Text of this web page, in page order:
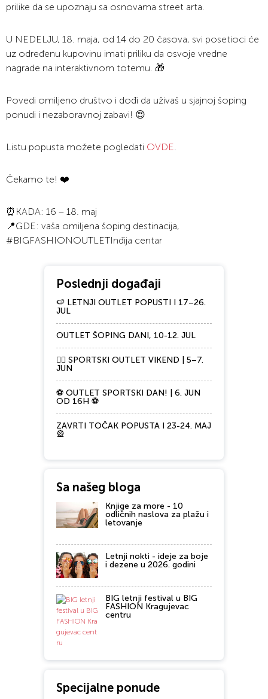
prilike da se upoznaju sa osnovama street arta.
U NEDELJU, 18. maja, od 14 do 20 časova, svi posetioci će
uz određenu kupovinu imati priliku da osvoje vredne
nagrade na interaktivnom totemu. 🎁
Povedi omiljeno društvo i dođi da uživaš u sjajnoj šoping
ponudi i nezaboravnoj zabavi! 😍
Listu popusta možete pogledati OVDE
Čekamo te! ❤️
⏰KADA: 16 – 18. maj
📍GDE: vaša omiljena šoping destinacija,
#BIGFASHIONOUTLETInđija centar
Poslednji događaji
🍉 LETNJI OUTLET POPUSTI I 17–26.
JUL
OUTLET ŠOPING DANI, 10-12. JUL
🏃‍♀️ SPORTSKI OUTLET VIKEND | 5–7.
JUN
⚽ OUTLET SPORTSKI DAN! | 6. JUN
OD 16H ⚽
ZAVRTI TOČAK POPUSTA I 23-24. MAJ
🎡
Sa našeg bloga
Knjige za more - 10
odličnih naslova za plažu i
letovanje
Letnji nokti - ideje za boje
i dezene u 2026. godini
BIG letnji festival u BIG
FASHION Kragujevac
centru
Specijalne ponude